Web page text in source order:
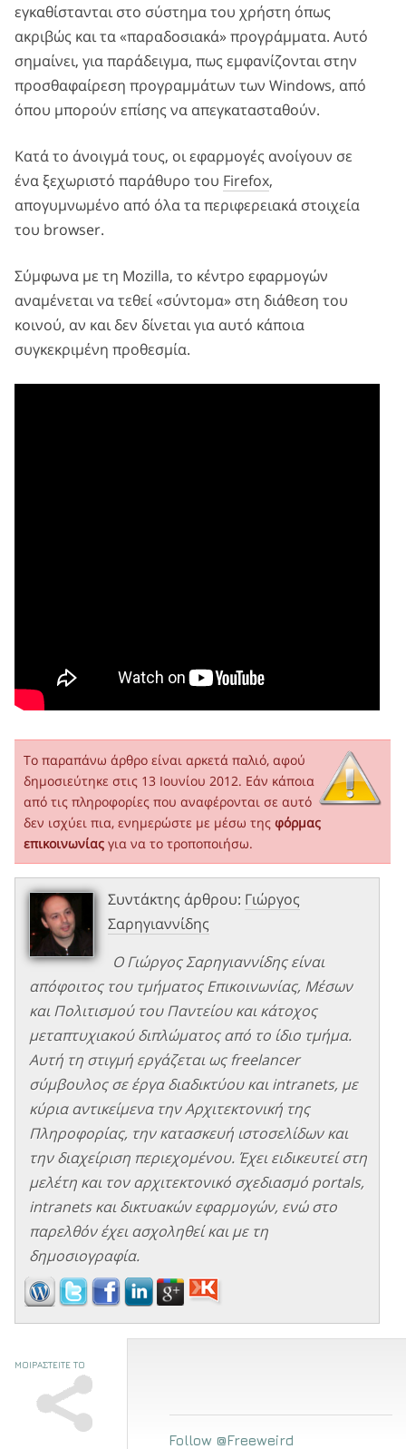
εγκαθίστανται στο σύστημα του χρήστη όπως
ακριβώς και τα «παραδοσιακά» προγράμματα. Αυτό
σημαίνει, για παράδειγμα, πως εμφανίζονται στην
προσθαφαίρεση προγραμμάτων των Windows, από
όπου μπορούν επίσης να απεγκατασταθούν.
Κατά το άνοιγμά τους, οι εφαρμογές ανοίγουν σε
ένα ξεχωριστό παράθυρο του Firefox,
απογυμνωμένο από όλα τα περιφερειακά στοιχεία
του browser.
Σύμφωνα με τη Mozilla, το κέντρο εφαρμογών
αναμένεται να τεθεί «σύντομα» στη διάθεση του
κοινού, αν και δεν δίνεται για αυτό κάποια
συγκεκριμένη προθεσμία.
Το παραπάνω άρθρο είναι αρκετά παλιό, αφού
δημοσιεύτηκε στις 13 Ιουνίου 2012. Εάν κάποια
από τις πληροφορίες που αναφέρονται σε αυτό
δεν ισχύει πια, ενημερώστε με μέσω της φόρμας
επικοινωνίας για να το τροποποιήσω.
Συντάκτης άρθρου: Γιώργος
Σαρηγιαννίδης
Ο Γιώργος Σαρηγιαννίδης είναι
απόφοιτος του τμήματος Επικοινωνίας, Μέσων
και Πολιτισμού του Παντείου και κάτοχος
μεταπτυχιακού διπλώματος από το ίδιο τμήμα.
Αυτή τη στιγμή εργάζεται ως freelancer
σύμβουλος σε έργα διαδικτύου και intranets, με
κύρια αντικείμενα την Αρχιτεκτονική της
Πληροφορίας, την κατασκευή ιστοσελίδων και
την διαχείριση περιεχομένου. Έχει ειδικευτεί στη
μελέτη και τον αρχιτεκτονικό σχεδιασμό portals,
intranets και δικτυακών εφαρμογών, ενώ στο
παρελθόν έχει ασχοληθεί και με τη
δημοσιογραφία.
ΜΟΙΡΑΣΤΕΙΤΕ ΤΟ
Follow @Freeweird